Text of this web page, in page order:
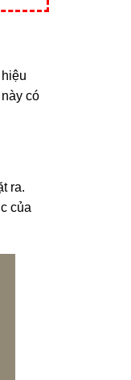
có
ra.
của